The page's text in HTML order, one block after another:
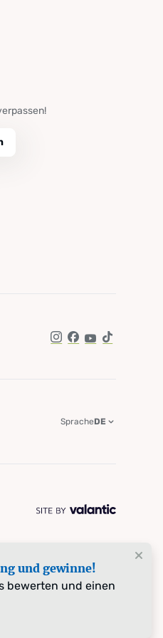
und gewinne!
bewerten und einen
Instagram
Facebook
YouTube
TikTok
SpracheDE